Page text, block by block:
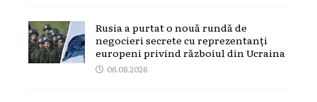
Rusia a purtat o nouă rundă de
negocieri secrete cu reprezentanți
europeni privind războiul din Ucraina
06.08.2026